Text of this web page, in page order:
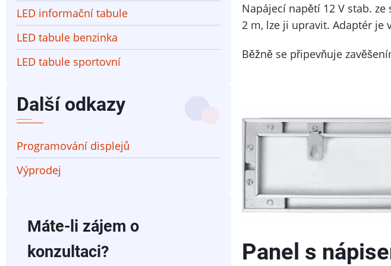
Napájecí napětí 12 V stab.
2 m, lze ji upravit. Adaptér je
Běžně se připevňuje
Panel s
LED informační tabule
LED tabule benzinka
LED tabule sportovní
Další odkazy
Programování displejů
Výprodej
Máte-li zájem o
konzultaci?